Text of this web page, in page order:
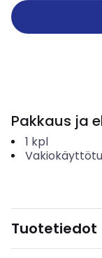
Pakkaus ja
1 kpl
Tuotetiedot